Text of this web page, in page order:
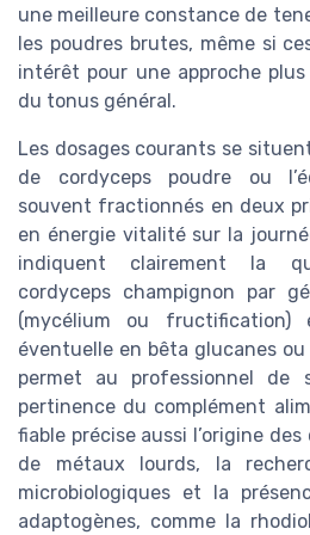
une meilleure constance de
les poudres brutes, même si
intérêt pour une approche
du tonus général.
Les dosages courants se
de cordyceps poudre ou
souvent fractionnés en deux
en énergie vitalité sur la
indiquent clairement la
cordyceps champignon par
(mycélium ou fructification)
éventuelle en bêta glucanes
permet au professionnel
pertinence du complément
fiable précise aussi l’origine
de métaux lourds, la
microbiologiques et la
adaptogènes, comme la